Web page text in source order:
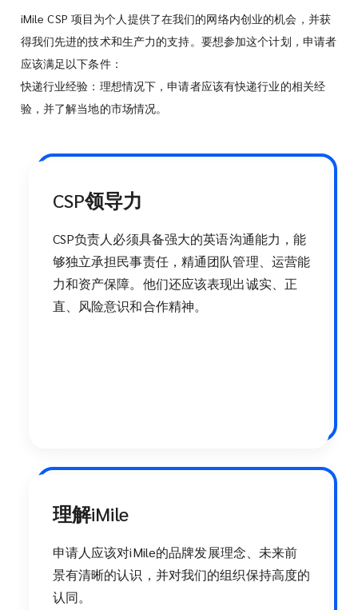
iMile CSP 项目为个人提供了在我们的网络内创业的机会，并获
得我们先进的技术和生产力的支持。要想参加这个计划，申请者
应该满足以下条件：
快递行业经验：理想情况下，申请者应该有快递行业的相关经
验，并了解当地的市场情况。
CSP领导力
CSP负责人必须具备强大的英语沟通能力，能
够独立承担民事责任，精通团队管理、运营能
力和资产保障。他们还应该表现出诚实、正
直、风险意识和合作精神。
理解iMile
申请人应该对iMile的品牌发展理念、未来前
景有清晰的认识，并对我们的组织保持高度的
认同。